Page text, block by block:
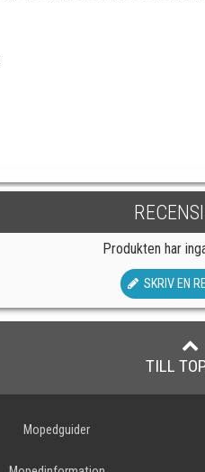
Produkten har
SKRIV EN
TILL
Mopedguider